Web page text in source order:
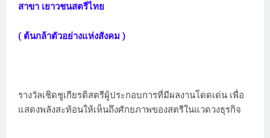
สาขา เยาวชนสตรีไทย
( ต้นกล้าตัวอย่างแห่งสังคม )
รางวัลเชิดชูเกียรติสตรีผู้ประกอบการที่มีผลงานโดดเด่น เพื่อ
แสดงพลังสะท้อนให้เห็นถึงศักยภาพของสตรีในแวดวงธุรกิจ